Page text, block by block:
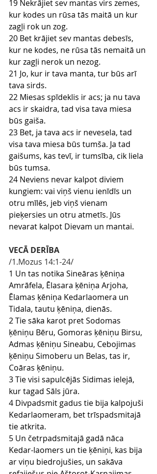
19 Nekrājiet sev mantas virs zemes,
kur kodes un rūsa tās maitā un kur
zagļi rok un zog.
20 Bet krājiet sev mantas debesīs,
kur ne kodes, ne rūsa tās nemaitā un
kur zagļi nerok un nezog.
21 Jo, kur ir tava manta, tur būs arī
tava sirds.
22 Miesas spīdeklis ir acs; ja nu tava
acs ir skaidra, tad visa tava miesa
būs gaiša.
23 Bet, ja tava acs ir nevesela, tad
visa tava miesa būs tumša. Ja tad
gaišums, kas tevī, ir tumsība, cik liela
būs tumsa.
24 Neviens nevar kalpot diviem
kungiem: vai viņš vienu ienīdīs un
otru mīlēs, jeb viņš vienam
pieķersies un otru atmetīs. Jūs
nevarat kalpot Dievam un mantai.
VECĀ DERĪBA
/1.Mozus 14:1-24/
1 Un tas notika Sineāras ķēniņa
Amrāfela, Ēlasara ķēniņa Arjoha,
Ēlamas ķēniņa Kedarlaomera un
Tidala, tautu ķēniņa, dienās.
2 Tie sāka karot pret Sodomas
ķēniņu Bēru, Gomoras ķēniņu Birsu,
Admas ķēniņu Sineabu, Cebojimas
ķēniņu Simoberu un Belas, tas ir,
Coāras ķēniņu.
3 Tie visi sapulcējās Sidimas ielejā,
kur tagad Sāls jūra.
4 Divpadsmit gadus tie bija kalpojuši
Kedarlaomeram, bet trīspadsmitajā
tie atkrita.
5 Un četrpadsmitajā gadā nāca
Kedar-laomers un tie ķēniņi, kas bija
ar viņu biedrojušies, un sakāva